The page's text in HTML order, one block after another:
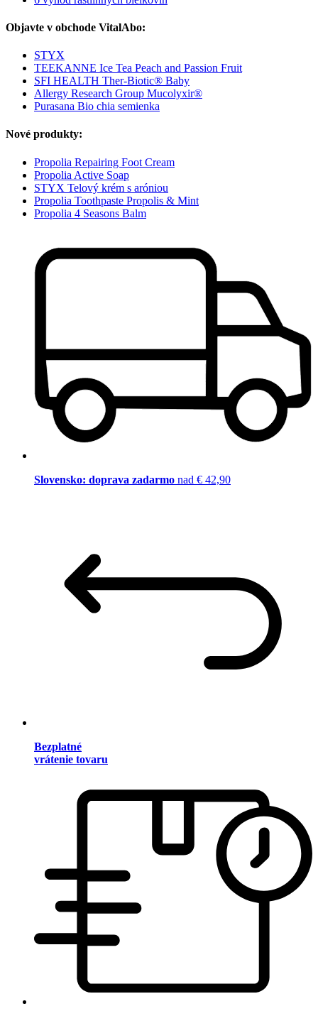
Objavte v obchode VitalAbo:
STYX
TEEKANNE Ice Tea Peach and Passion Fruit
SFI HEALTH Ther-Biotic® Baby
Allergy Research Group Mucolyxir®
Purasana Bio chia semienka
Nové produkty:
Propolia Repairing Foot Cream
Propolia Active Soap
STYX Telový krém s aróniou
Propolia Toothpaste Propolis & Mint
Propolia 4 Seasons Balm
Slovensko: doprava zadarmo nad € 42,90
Bezplatné
vrátenie tovaru